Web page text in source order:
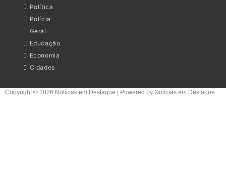
Política
Polícia
Geral
Educação
Economia
Cidades
Copyright © 2026 Notícias em Destaque | Powered by Notícias em Destaque